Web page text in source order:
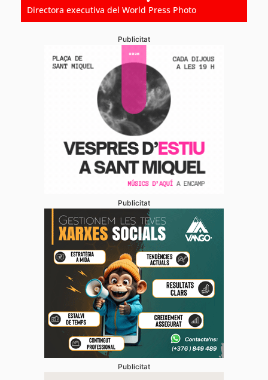
Directora executiva del World Press Photo
Publicitat
Publicitat
Publicitat